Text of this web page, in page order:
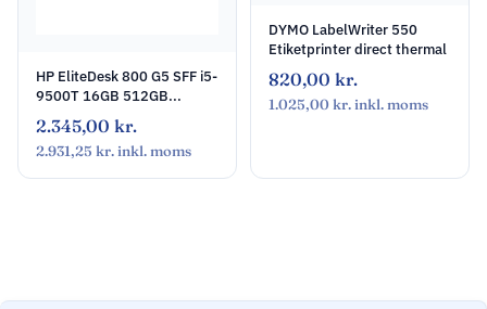
HP EliteDesk 800 G5 SFF i5-
9500T 16GB 512GB...
2.345,00 kr.
2.931,25 kr.inkl. moms
DYMO LabelWriter 550
Etiketprinter direct thermal
820,00 kr.
1.025,00 kr.inkl. moms